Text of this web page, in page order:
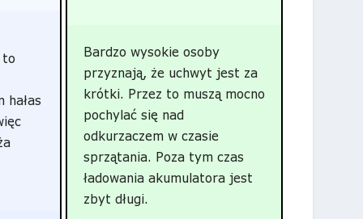
to
hałas
Bardzo wysokie osoby
przyznają, że uchwyt jest za
krótki. Przez to muszą mocno
pochylać się nad
odkurzaczem w czasie
sprzątania. Poza tym czas
ładowania akumulatora jest
zbyt długi.